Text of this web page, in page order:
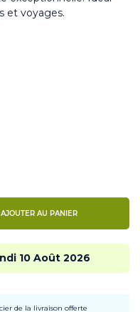
et voyages.
AJOUTER AU PANIER
10 Août 2026
de la livraison offerte